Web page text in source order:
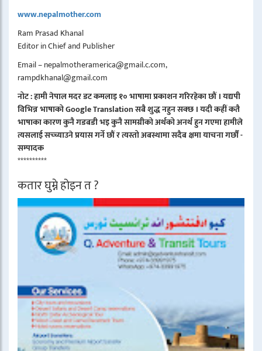
www.nepalmother.com
Ram Prasad Khanal
Editor in Chief and Publisher
Email – nepalmotheramerica@gmail.c.com,
rampdkhanal@gmail.com
नोट : हामी नेपाल मदर डट कमलाइ १० भाषामा प्रकाशन गरिरहेका छौं । यद्यपी
विभिन्न भाषाको Google Translation सबै शुद्ध नहुन सक्छ । यदी कहीं कतै
भाषाका कारण कुनै गडबडी भइ कुनै सामग्रीको अर्थको अनर्थ हुन गएमा हामीले
त्यसलाई सच्च्याउने प्रयास गर्ने छौं र त्यस्तो अबस्थामा सदैब क्षमा याचना गर्छौं -
सम्पादक
**********
कतार घुम्ने होइन त ?